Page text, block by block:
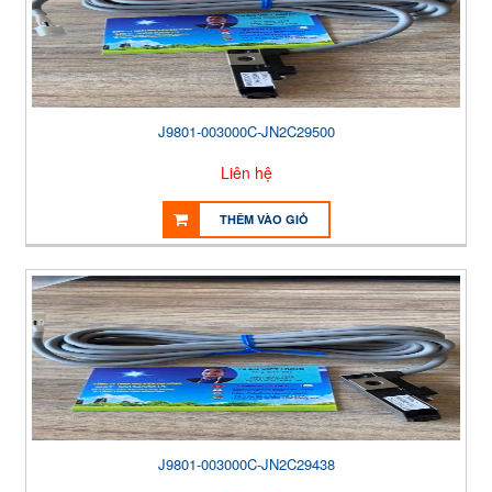
J9801-003000C-JN2C29500
Liên hệ
THÊM VÀO GIỎ
J9801-003000C-JN2C29438